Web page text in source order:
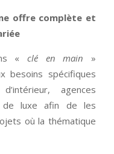
offre complète et
« clé en main »
besoins spécifiques
agences
de luxe afin de les
où la thématique